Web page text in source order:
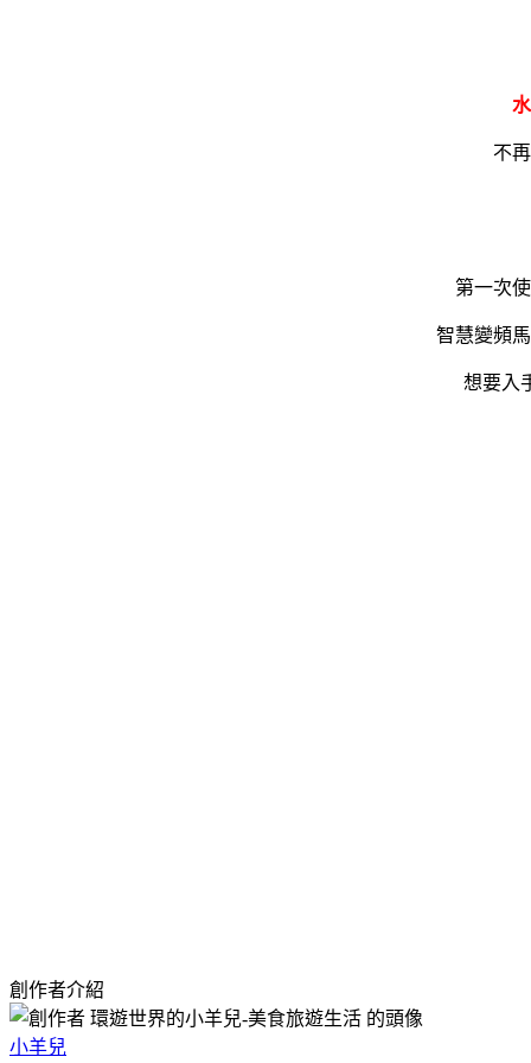
不
第一次
智慧變頻
想要入
創作者介紹
小羊兒